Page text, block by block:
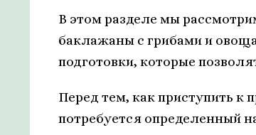
В этом разделе мы
баклажаны с грибами и
подготовки, которые
Перед тем, как приступить
потребуется определенный